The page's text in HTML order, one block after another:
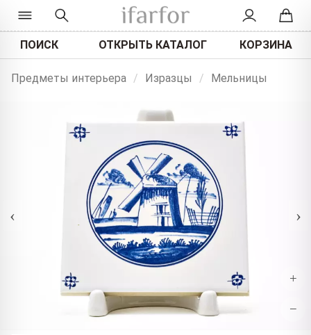
ПОИСК ОТКРЫТЬ КАТАЛОГ КОРЗИНА
Предметы интерьера / Изразцы / Мельницы
‹ ›
+
−